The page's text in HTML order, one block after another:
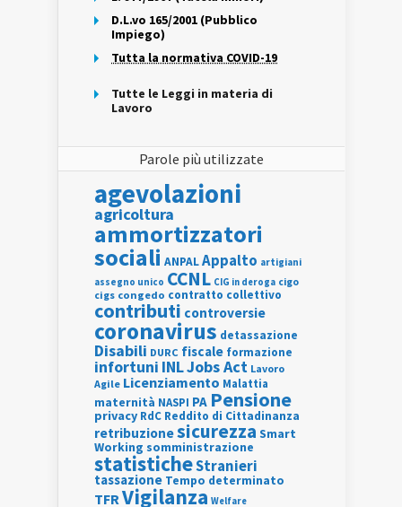
D.L.vo 165/2001 (Pubblico
Impiego)
Tutta la normativa COVID-19
Tutte le Leggi in materia di
Lavoro
Parole più utilizzate
agevolazioni
agricoltura
ammortizzatori
sociali ANPALAppalto artigiani
assegno unico CCNL CIG in deroga cigo
cigs congedo contratto collettivo
contributi controversie
coronavirus detassazione
Disabili DURC fiscale formazione
infortuni INLJobs Act Lavoro
Agile Licenziamento Malattia
maternità NASPI PA Pensione
privacy RdC Reddito di Cittadinanza
retribuzionesicurezza Smart
Working somministrazione
statisticheStranieri
tassazione Tempo determinato
TFRVigilanza Welfare